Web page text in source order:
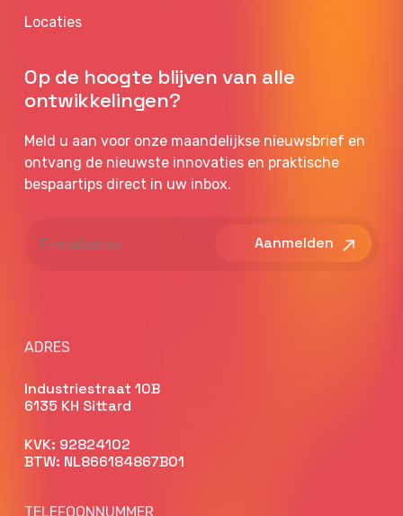
Locaties
Op de hoogte blijven van alle
ontwikkelingen?
Meld u aan voor onze maandelijkse nieuwsbrief en
ontvang de nieuwste innovaties en praktische
bespaartips direct in uw inbox.
mailadres
ADRES
Industriestraat 10B
6135 KH Sittard
KVK: 92824102
BTW: NL866184867B01
TELEFOONNUMMER